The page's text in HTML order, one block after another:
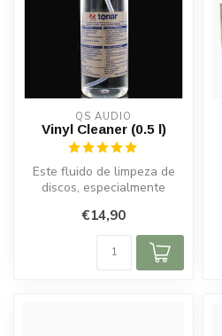
QS AUDIO
Vinyl Cleaner (0.5 l)
Este fluido de limpeza de
discos, especialmente
todos o...
€14,90